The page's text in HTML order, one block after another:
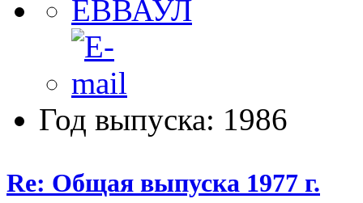
Год выпуска: 1986
Re: Общая выпуска 1977 г.